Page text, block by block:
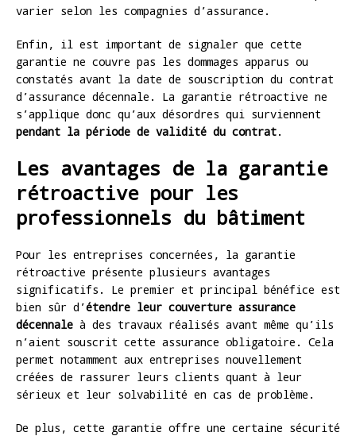
varier selon les compagnies d’assurance.
Enfin, il est important de signaler que cette
garantie ne couvre pas les dommages apparus ou
constatés avant la date de souscription du contrat
d’assurance décennale. La garantie rétroactive ne
s’applique donc qu’aux désordres qui surviennent
pendant la période de validité du contrat.
Les avantages de la garantie
rétroactive pour les
professionnels du bâtiment
Pour les entreprises concernées, la garantie
rétroactive présente plusieurs avantages
significatifs. Le premier et principal bénéfice est
bien sûr d’étendre leur couverture assurance
décennale à des travaux réalisés avant même qu’ils
n’aient souscrit cette assurance obligatoire. Cela
permet notamment aux entreprises nouvellement
créées de rassurer leurs clients quant à leur
sérieux et leur solvabilité en cas de problème.
De plus, cette garantie offre une certaine sécurité